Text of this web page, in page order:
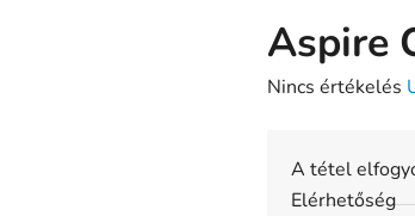
Aspire
A
értékelése
Nincs értékelés
A tétel
Elérhetőség